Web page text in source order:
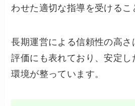
わせた適切な指導を受けるこ
長期運営による信頼性の高さ
評価にも表れており、安定し
環境が整っています。